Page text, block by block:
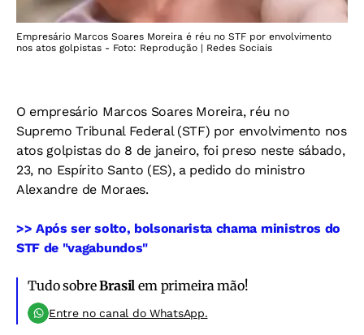
Empresário Marcos Soares Moreira é réu no STF por envolvimento
nos atos golpistas - Foto: Reprodução | Redes Sociais
O empresário Marcos Soares Moreira, réu no
Supremo Tribunal Federal (STF) por envolvimento nos
atos golpistas do 8 de janeiro, foi preso neste sábado,
23, no Espírito Santo (ES), a pedido do ministro
Alexandre de Moraes.
>> Após ser solto, bolsonarista chama ministros do
STF de "vagabundos"
Tudo sobreBrasil em primeira mão!
Entre no canal do WhatsApp.